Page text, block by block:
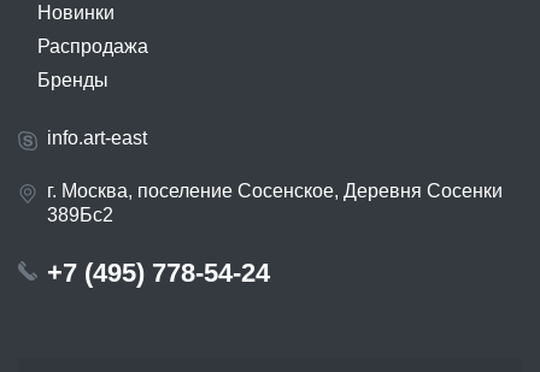
Новинки
Распродажа
Бренды
info.art-east
г. Москва, поселение Сосенское, Деревня Сосенки
389Бс2
+7 (495) 778-54-24